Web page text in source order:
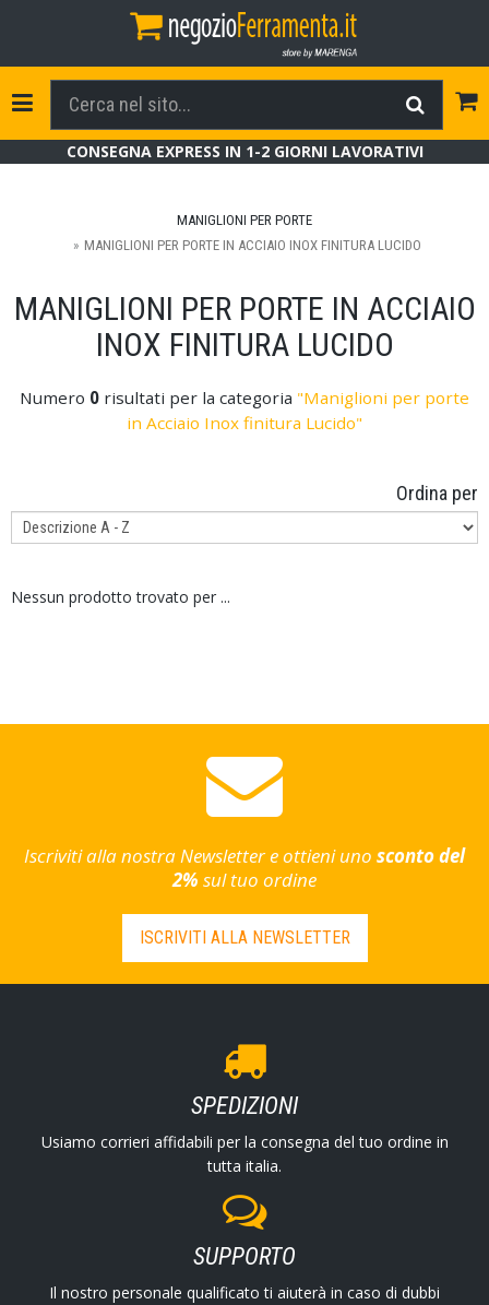
Toggle Navigation
CONSEGNA EXPRESS IN 1-2 GIORNI LAVORATIVI
MANIGLIONI PER PORTE
MANIGLIONI PER PORTE IN ACCIAIO INOX FINITURA LUCIDO
MANIGLIONI PER PORTE IN ACCIAIO
INOX FINITURA LUCIDO
Numero 0 risultati per la categoria "Maniglioni per porte
in Acciaio Inox finitura Lucido"
Ordina per
Nessun prodotto trovato per ...
Iscriviti alla nostra Newsletter e ottieni uno sconto del
2% sul tuo ordine
ISCRIVITI ALLA NEWSLETTER
SPEDIZIONI
Usiamo corrieri affidabili per la consegna del tuo ordine in
tutta italia.
SUPPORTO
Il nostro personale qualificato ti aiuterà in caso di dubbi